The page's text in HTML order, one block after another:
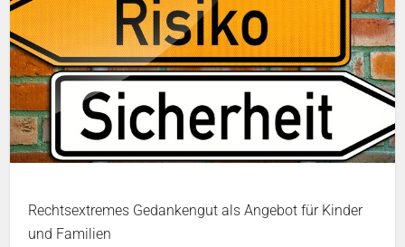
Rechtsextremes Gedankengut als Angebot für Kinder
und Familien